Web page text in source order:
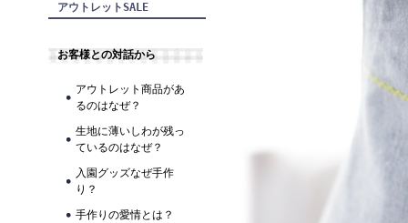
アウトレットSALE
お客様との対話から
アウトレット商品があ
るのはなぜ？
生地に薄いしわが残っ
ているのはなぜ？
入園グッズなぜ手作
り？
手作りの愛情とは？